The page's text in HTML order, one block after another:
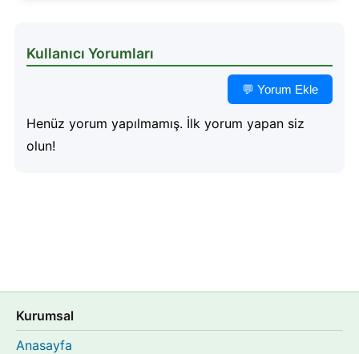
Kullanıcı Yorumları
💬 Yorum Ekle
Henüz yorum yapılmamış. İlk yorum yapan siz
olun!
Kurumsal
Anasayfa